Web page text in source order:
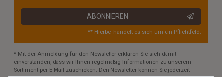
ABONNIEREN
** Hierbei handelt es sich um ein Pflichtfeld.
* Mit der Anmeldung für den Newsletter erklären Sie sich damit
einverstanden, dass wir Ihnen regelmäßig Informationen zu unserem
Sortiment per E-Mail zuschicken. Den Newsletter können Sie jederzeit